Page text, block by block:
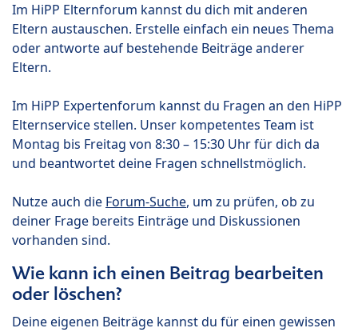
Im HiPP Elternforum kannst du dich mit anderen
Eltern austauschen. Erstelle einfach ein neues Thema
oder antworte auf bestehende Beiträge anderer
Eltern.
Im HiPP Expertenforum kannst du Fragen an den HiPP
Elternservice stellen. Unser kompetentes Team ist
Montag bis Freitag von 8:30 – 15:30 Uhr für dich da
und beantwortet deine Fragen schnellstmöglich.
Nutze auch die Forum-Suche, um zu prüfen, ob zu
deiner Frage bereits Einträge und Diskussionen
vorhanden sind.
Wie kann ich einen Beitrag bearbeiten
oder löschen?
Deine eigenen Beiträge kannst du für einen gewissen